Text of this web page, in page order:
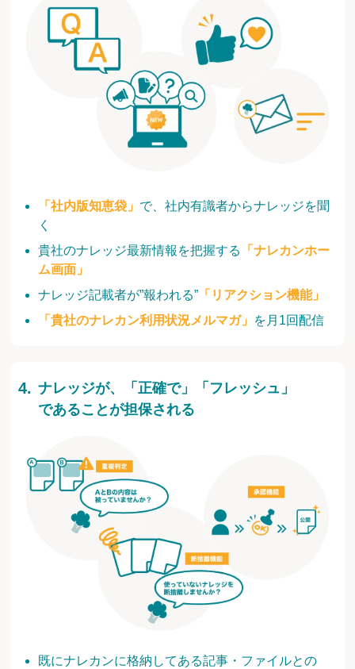
「社内版知恵袋」 で、社内有識者からナレッジを聞
く
貴社のナレッジ最新情報を把握する
「ナレカンホー
ム画面」
ナレッジ記載者が”報われる” 「リアクション機能」
「貴社のナレカン利用状況メルマガ」 を月1回配信
既にナレカンに格納してある記事・ファイルとの
ナレッジが、「正確で」「フレッシュ」
であることが担保される